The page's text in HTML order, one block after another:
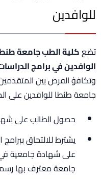
للوافدين
تضعكلية الطب جامعة
الوافدين في برامج الدراسات
وتكافؤ الفرص بين
جامعة طنطا للوافدين على
حصول الطالب على
يشترط للالتحاق
على شهادة جامعية
جامعة معترف بها